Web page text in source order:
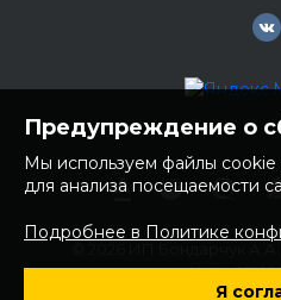
ИНН:
ОГРНИП:
Предупреждение о
Мы используем файлы
для анализа посещаемости
Подробнее в Политике
Я